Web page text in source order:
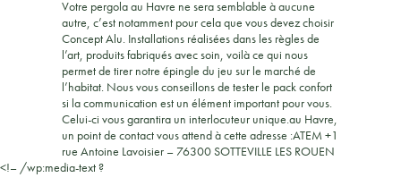
Votre pergola au Havre ne sera semblable à aucune
autre, c’est notamment pour cela que vous devez choisir
Concept Alu. Installations réalisées dans les règles de
l’art, produits fabriqués avec soin, voilà ce qui nous
permet de tirer notre épingle du jeu sur le marché de
l’habitat. Nous vous conseillons de tester le pack confort
si la communication est un élément important pour vous.
Celui-ci vous garantira un interlocuteur unique.au Havre,
un point de contact vous attend à cette adresse :ATEM +1
rue Antoine Lavoisier – 76300 SOTTEVILLE LES ROUEN
<!– /wp:media-text ?